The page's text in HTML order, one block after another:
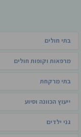
בתי חולים
מרפאות וקופות חולים
בתי מרקחת
ייעוץ הכוונה וסיוע
גני ילדים